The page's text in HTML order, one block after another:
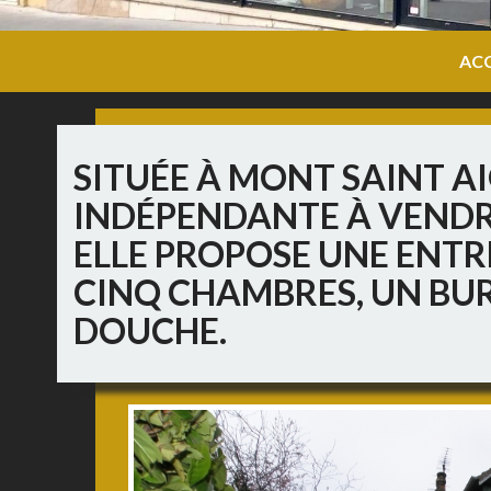
SITUÉE À MONT SAINT
INDÉPENDANTE À
ELLE PROPOSE UNE
CINQ CHAMBRES, UN
DOUCHE.